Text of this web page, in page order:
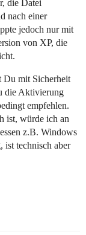
die Datei
nach einer
jedoch nur mit
von XP, die
Du mit Sicherheit
die Aktivierung
empfehlen.
ist, würde ich an
z.B. Windows
ist technisch aber